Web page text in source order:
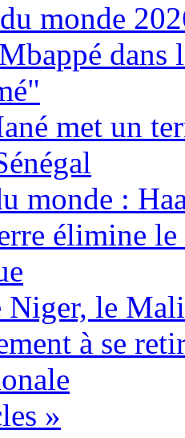
monde
dans
met un
monde :
élimine
Niger, le
à se
»